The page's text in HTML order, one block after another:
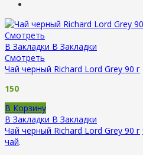
Смотреть
В Закладки В Закладки
Смотреть
Чай черный Richard Lord Grey 90 г
150
В Корзину
В Закладки В Закладки
Чай черный Richard Lord Grey 90 г
чай.